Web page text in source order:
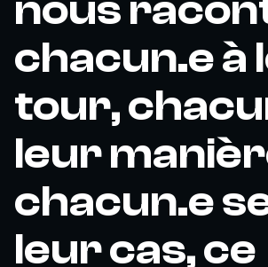
chacun.e à
tour,
leur
chacun.e
leur cas, ce